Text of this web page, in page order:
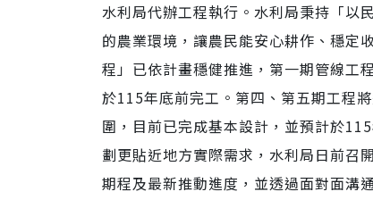
水利局代辦工程執行。水利局秉持「以
的農業環境，讓農民能安心耕作、穩定
程」已依計畫穩健推進，第一期管線工
於115年底前完工。第四、第五期工程
圍，目前已完成基本設計，並預計於
劃更貼近地方實際需求，水利局日前召
期程及最新推動進度，並透過面對面溝